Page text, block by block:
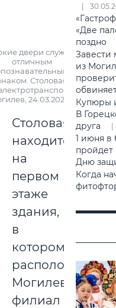
двери служат
отличным
Столовая
24.03.2023 г.
Столовая
находится
на
первом
этаже
здания,
в
котором
расположен
Могилевский
филиал
«Две
поздно
Завести
из
Купюры
В
друга
1 июня в
пройдет
Дню
Когда